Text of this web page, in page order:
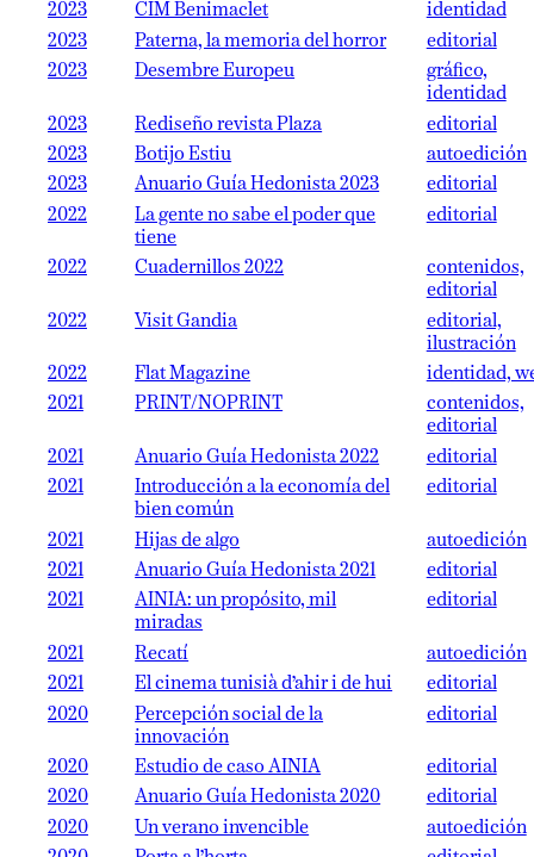
2023 CIM Benimaclet
identidad
2023
Paterna, la memoria del horror
editorial
2023
Desembre Europeu
gráfico,
identidad
2023
Rediseño revista Plaza
editorial
2023
Botijo Estiu
autoedición
2023
Anuario Guía Hedonista 2023
editorial
2022
La gente no sabe el poder que
tiene
editorial
2022 Cuadernillos 2022
contenidos,
editorial
2022
Visit Gandia
editorial,
ilustración
2022
Flat Magazine
identidad,
2021
PRINT/NOPRINT
contenidos,
editorial
2021
Anuario Guía Hedonista 2022
editorial
2021
Introducción a la economía del
bien común
editorial
2021 Hijas de algo
autoedición
2021
Anuario Guía Hedonista 2021
editorial
2021
AINIA: un propósito, mil
miradas
editorial
2021 Recatí
autoedición
2021
El cinema tunisià d’ahir i de hui
editorial
2020
Percepción social de la
innovación
editorial
2020 Estudio de caso AINIA
editorial
2020
Anuario Guía Hedonista 2020
editorial
2020
Un verano invencible
autoedición